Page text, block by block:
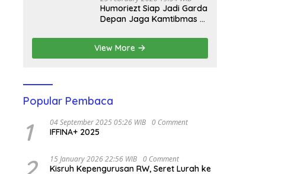
Humoriezt Siap Jadi Garda
Depan Jaga Kamtibmas di
View More
Popular Pembaca
1 04 September 2025 05:26 WIB 0 Comment
IFFINA+ 2025
15 January 2026 22:56 WIB 0 Comment
Kisruh Kepengurusan RW, Seret Lurah ke